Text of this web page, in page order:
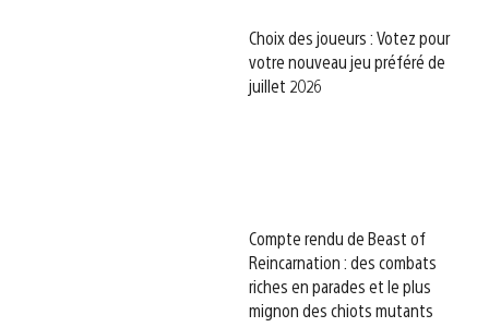
Choix des joueurs : Votez pour
votre nouveau jeu préféré de
juillet 2026
Compte rendu de Beast of
Reincarnation : des combats
riches en parades et le plus
mignon des chiots mutants